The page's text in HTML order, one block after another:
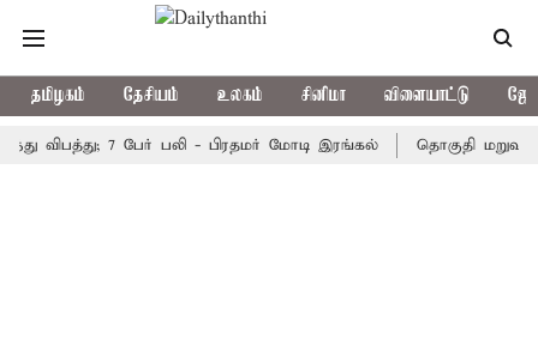
தமிழகம் தேசியம் உலகம் சினிமா விளையாட்டு
7 பேர் பலி - பிரதமர் மோடி இரங்கல் தொகுதி